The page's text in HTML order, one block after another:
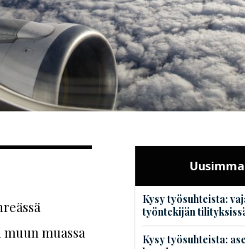
Kysy työsuhteista:
työntekijän
Kysy työsuhteista:
muassa